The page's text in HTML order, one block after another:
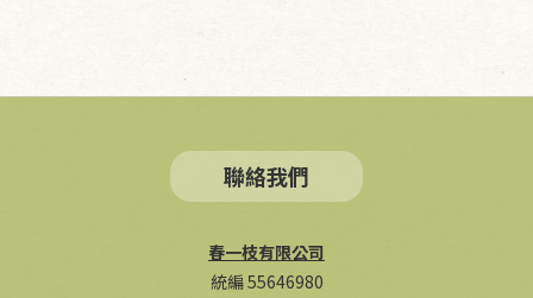
聯絡我們
春一枝有限公司
統編 55646980